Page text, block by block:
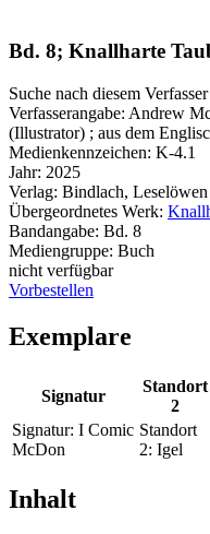
Bd. 8; Knallharte
Suche nach diesem Verfasser
Verfasserangabe: Andrew
(Illustrator) ; aus dem
Medienkennzeichen: K-4.1
Jahr: 2025
Verlag: Bindlach, Leselöwen
Übergeordnetes Werk:
Bandangabe: Bd. 8
Mediengruppe: Buch
nicht verfügbar
Vorbestellen
Exemplare
Signatur
Standort
2
Signatur: I Comic
McDon
Standort
2: Igel
Inhalt